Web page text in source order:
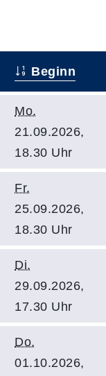
Beginn
Mo.
21.09.2026,
18.30 Uhr
Fr.
25.09.2026,
18.30 Uhr
Di.
29.09.2026,
17.30 Uhr
Do.
01.10.2026,